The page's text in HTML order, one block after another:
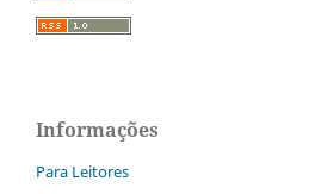
Informações
Para Leitores